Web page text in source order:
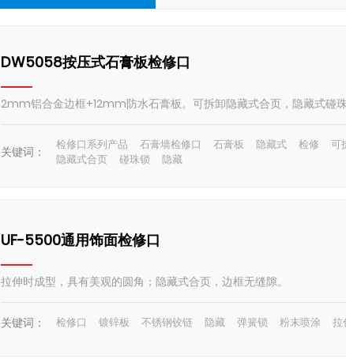
DW5058按压式石膏板检修口
2mm铝合金边框+12mm防水石膏板。可拆卸隐藏式合页，隐藏式碰珠
关键词： 检修口系列产品 石膏墙检修口 石膏板 隐藏式 检修 可
隐藏式合页
碰珠锁 隐藏
UF-5500通用饰面检修口
拉伸时成型，具有美观的圆角；隐藏式合页，边框无缝隙。
关键词： 检修口 镀锌板 不锈钢铰链 隐藏 弹簧锁 粉末喷涂 拉